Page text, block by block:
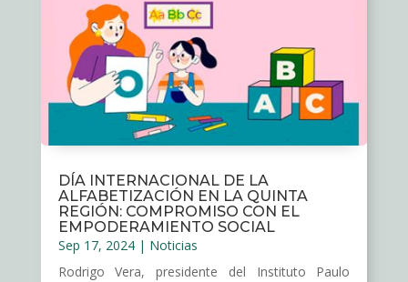
DÍA INTERNACIONAL DE LA
ALFABETIZACIÓN EN LA QUINTA
REGIÓN: COMPROMISO CON EL
EMPODERAMIENTO SOCIAL
Sep 17, 2024| Noticias
Rodrigo Vera, presidente del Instituto Paulo